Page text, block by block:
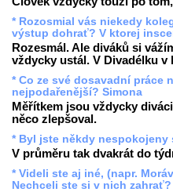
* Rozosmial vás niekedy
výstup dohrať? V ktorej
Rozesmál. Ale diváků si
vždycky ustál. V Divadélku
* Co ze své dosavadní práce
nejpodařenější? Simona
Měřítkem jsou vždycky
něco zlepšoval.
* Byl jste někdy nespokojeny
V průměru tak dvakrát do
* Videli ste aj iné, (napr.
Nechceli ste si v nich zahrať?